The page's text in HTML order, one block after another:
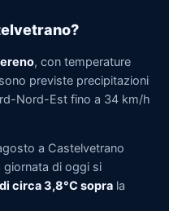
, con temperature
previste precipitazioni
Nord-Est fino a 34 km/h
a Castelvetrano
giornata di oggi si
circa 3,8°C sopra la